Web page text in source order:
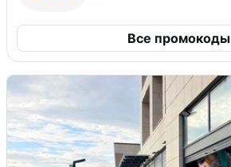
Все промокоды